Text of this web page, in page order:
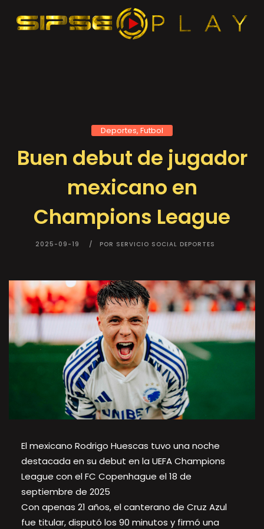
Deportes, Futbol
Buen debut de jugador
mexicano en
Champions League
2025-09-19 POR SERVICIO SOCIAL DEPORTES
El mexicano Rodrigo Huescas tuvo una noche
destacada en su debut en la UEFA Champions
League con el FC Copenhague el 18 de
septiembre de 2025
Con apenas 21 años, el canterano de Cruz Azul
fue titular, disputó los 90 minutos y firmó una